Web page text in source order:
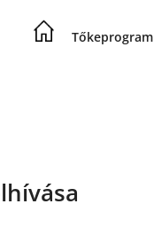
Tőkeprogram